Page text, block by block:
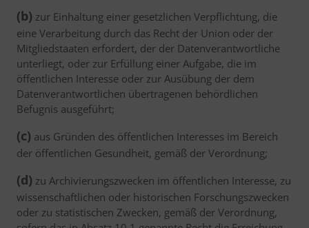
(b) zur Einhaltung einer gesetzlichen Verpflichtung, die
eine Verarbeitung durch das Recht der Union oder der
Mitgliedstaaten erfordert, der der Datenverantwortliche
unterliegt, oder zur Erfüllung einer Aufgabe, die im
öffentlichen Interesse oder zur Ausübung der dem
Datenverantwortlichen übertragenen behördlichen
Befugnis ausgeführt;
(c) aus Gründen des öffentlichen Interesses im Bereich
der öffentlichen Gesundheit, gemäß der Verordnung;
(d) zu Archivierungszwecken im öffentlichen Interesse, zu
wissenschaftlichen oder historischen Forschungszwecken
oder zu statistischen Zwecken, gemäß der Verordnung,